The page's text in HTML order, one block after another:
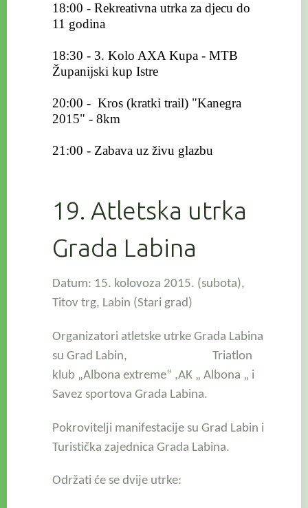
18:00 - Rekreativna utrka za djecu do
11 godina
18:30 - 3. Kolo AXA Kupa - MTB
Županijski kup Istre
20:00 - Kros (kratki trail) "Kanegra
2015" - 8km
21:00 - Zabava uz živu glazbu
19. Atletska utrka
Grada Labina
Datum: 15. kolovoza 2015. (subota),
Titov trg, Labin (Stari grad)
Organizatori atletske utrke Grada Labina
su Grad Labin, Triatlon
klub „Albona extreme“ ,AK „ Albona „ i
Savez sportova Grada Labina.
Pokrovitelji manifestacije su Grad Labin i
Turistička zajednica Grada Labina.
Održati će se dvije utrke: